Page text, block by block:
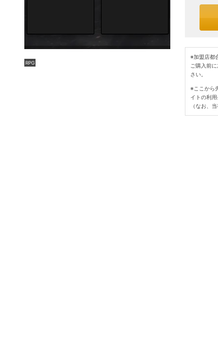
RPG
※加盟店都
ご購入前
さい。
※ここから
イトの利
（なお、